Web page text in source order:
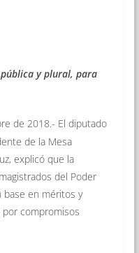
y plural, para
de 2018.- El diputado
de la Mesa
explicó que la
del Poder
base en méritos y
compromisos